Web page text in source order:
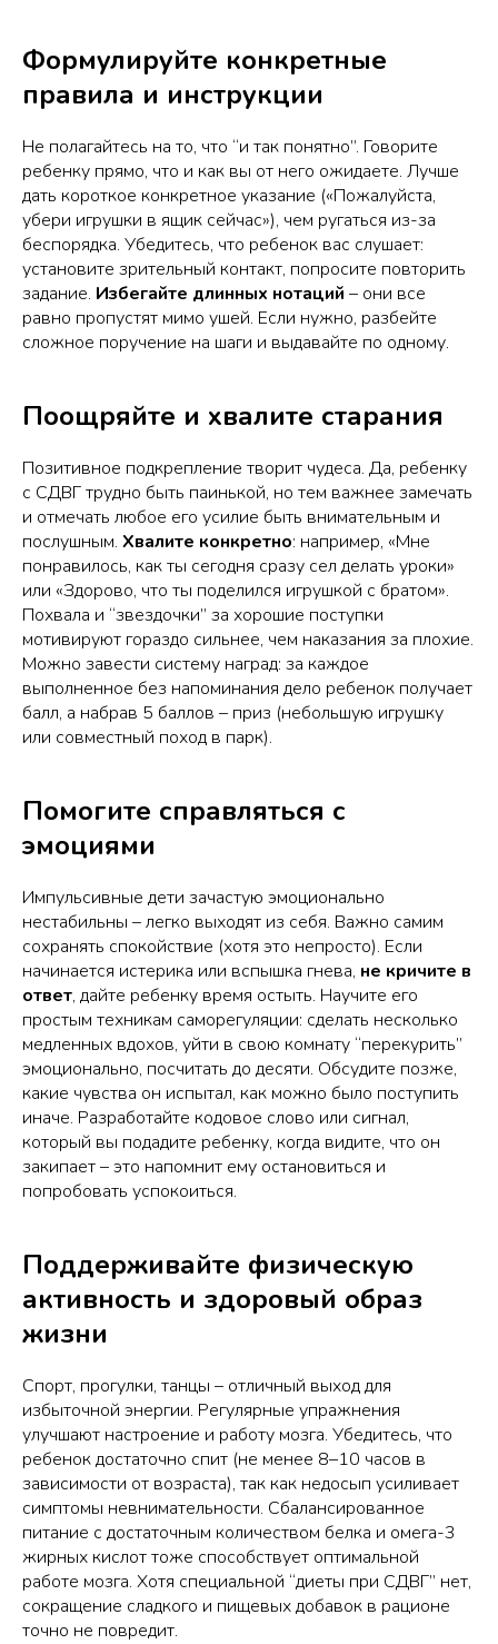
Формулируйте конкретные
правила и инструкции
Не полагайтесь на то, что “и так понятно”. Говорите
ребенку прямо, что и как вы от него ожидаете. Лучше
дать короткое конкретное указание («Пожалуйста,
убери игрушки в ящик сейчас»), чем ругаться из-за
беспорядка. Убедитесь, что ребенок вас слушает:
установите зрительный контакт, попросите повторить
задание. Избегайте длинных нотаций – они все
равно пропустят мимо ушей. Если нужно, разбейте
сложное поручение на шаги и выдавайте по одному.
Поощряйте и хвалите старания
Позитивное подкрепление творит чудеса. Да, ребенку
с СДВГ трудно быть паинькой, но тем важнее замечать
и отмечать любое его усилие быть внимательным и
послушным. Хвалите конкретно: например, «Мне
понравилось, как ты сегодня сразу сел делать уроки»
или «Здорово, что ты поделился игрушкой с братом».
Похвала и “звездочки” за хорошие поступки
мотивируют гораздо сильнее, чем наказания за плохие.
Можно завести систему наград: за каждое
выполненное без напоминания дело ребенок получает
балл, а набрав 5 баллов – приз (небольшую игрушку
или совместный поход в парк).
Помогите справляться с
эмоциями
Импульсивные дети зачастую эмоционально
нестабильны – легко выходят из себя. Важно самим
сохранять спокойствие (хотя это непросто). Если
начинается истерика или вспышка гнева, не кричите в
ответ, дайте ребенку время остыть. Научите его
простым техникам саморегуляции: сделать несколько
медленных вдохов, уйти в свою комнату “перекурить”
эмоционально, посчитать до десяти. Обсудите позже,
какие чувства он испытал, как можно было поступить
иначе. Разработайте кодовое слово или сигнал,
который вы подадите ребенку, когда видите, что он
закипает – это напомнит ему остановиться и
попробовать успокоиться.
Поддерживайте физическую
активность и здоровый образ
жизни
Спорт, прогулки, танцы – отличный выход для
избыточной энергии. Регулярные упражнения
улучшают настроение и работу мозга. Убедитесь, что
ребенок достаточно спит (не менее 8–10 часов в
зависимости от возраста), так как недосып усиливает
симптомы невнимательности. Сбалансированное
питание с достаточным количеством белка и омега-3
жирных кислот тоже способствует оптимальной
работе мозга. Хотя специальной “диеты при СДВГ” нет,
сокращение сладкого и пищевых добавок в рационе
точно не повредит.